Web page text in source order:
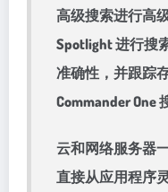
高级搜索进行高
Spotlight 进行搜
准确性，并跟踪
Commander One
云和网络服务器
直接从应用程序